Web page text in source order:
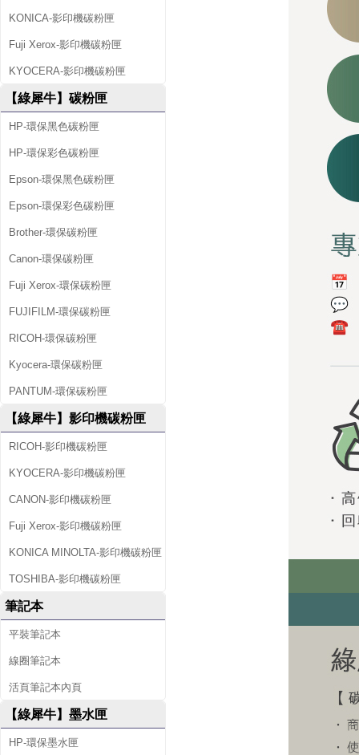
KONICA-影印機碳粉匣
Fuji Xerox-影印機碳粉匣
KYOCERA-影印機碳粉匣
【綠犀牛】碳粉匣
HP-環保黑色碳粉匣
HP-環保彩色碳粉匣
Epson-環保黑色碳粉匣
Epson-環保彩色碳粉匣
Brother-環保碳粉匣
Canon-環保碳粉匣
Fuji Xerox-環保碳粉匣
FUJIFILM-環保碳粉匣
RICOH-環保碳粉匣
Kyocera-環保碳粉匣
PANTUM-環保碳粉匣
【綠犀牛】影印機碳粉匣
RICOH-影印機碳粉匣
KYOCERA-影印機碳粉匣
CANON-影印機碳粉匣
Fuji Xerox-影印機碳粉匣
KONICA MINOLTA-影印機碳粉匣
TOSHIBA-影印機碳粉匣
筆記本
平裝筆記本
線圈筆記本
活頁筆記本內頁
【綠犀牛】墨水匣
HP-環保墨水匣